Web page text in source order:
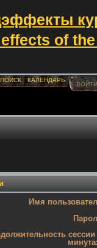
of
ПОИСК КАЛЕНДАРЬ
Имя
сессии